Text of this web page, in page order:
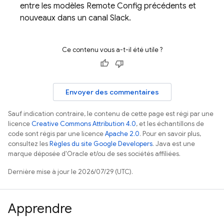
entre les modèles Remote Config précédents et
nouveaux dans un canal Slack.
Ce contenu vous a-t-il été utile ?
Envoyer des commentaires
Sauf indication contraire, le contenu de cette page est régi par une
licenceCreative Commons Attribution 4.0, et les échantillons de
code sont régis par une licenceApache 2.0. Pour en savoir plus,
consultez lesRègles du site Google Developers. Java est une
marque déposée d'Oracle et/ou de ses sociétés affiliées.
Dernière mise à jour le 2026/07/29 (UTC).
Apprendre